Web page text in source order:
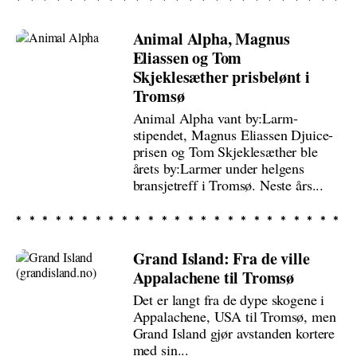
Animal Alpha, Magnus
Eliassen og Tom
Skjeklesæther prisbelønt i
Tromsø
Animal Alpha vant by:Larm-
stipendet, Magnus Eliassen Djuice-
prisen og Tom Skjeklesæther ble
årets by:Larmer under helgens
bransjetreff i Tromsø. Neste års...
Grand Island: Fra de ville
Appalachene til Tromsø
Det er langt fra de dype skogene i
Appalachene, USA til Tromsø, men
Grand Island gjør avstanden kortere
med sin...